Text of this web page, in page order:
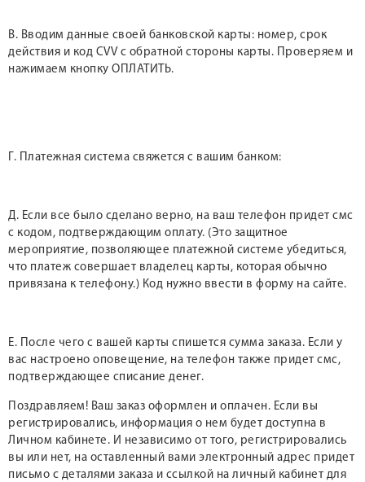
В. Вводим данные своей банковской карты: номер, срок
действия и код CVV с обратной стороны карты. Проверяем и
нажимаем кнопку ОПЛАТИТЬ.
Г. Платежная система свяжется с вашим банком:
Д. Если все было сделано верно, на ваш телефон придет смс
с кодом, подтверждающим оплату. (Это защитное
мероприятие, позволяющее платежной системе убедиться,
что платеж совершает владелец карты, которая обычно
привязана к телефону.) Код нужно ввести в форму на сайте.
Е. После чего с вашей карты спишется сумма заказа. Если у
вас настроено оповещение, на телефон также придет смс,
подтверждающее списание денег.
Поздравляем! Ваш заказ оформлен и оплачен. Если вы
регистрировались, информация о нем будет доступна в
Личном кабинете. И независимо от того, регистрировались
вы или нет, на оставленный вами электронный адрес придет
письмо с деталями заказа и ссылкой на личный кабинет для